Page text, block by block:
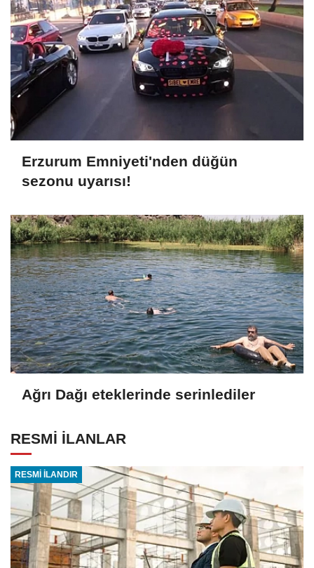
Erzurum Emniyeti'nden düğün
sezonu uyarısı!
Ağrı Dağı eteklerinde serinlediler
RESMİ İLANLAR
RESMİ İLANDIR